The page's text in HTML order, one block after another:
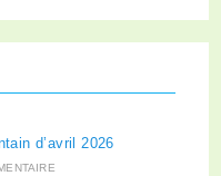
d’avril 2026